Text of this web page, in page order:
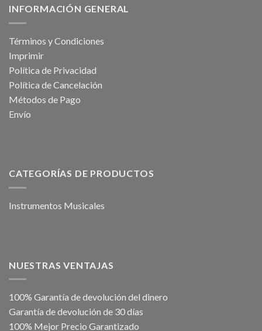
INFORMACIÓN GENERAL
Términos y Condiciones
Imprimir
Política de Privacidad
Política de Cancelación
Métodos de Pago
Envío
CATEGORÍAS DE PRODUCTOS
Instrumentos Musicales
NUESTRAS VENTAJAS
100% Garantía de devolución del dinero
Garantía de devolución de 30 días
100% Mejor Precio Garantizado